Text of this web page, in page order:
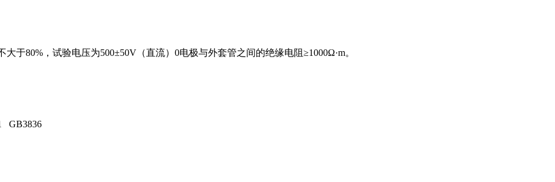
于80%，试验电压为500±50V（直流）0电极与外套管之间的绝缘电阻≥1000Ω·m。
GB3836